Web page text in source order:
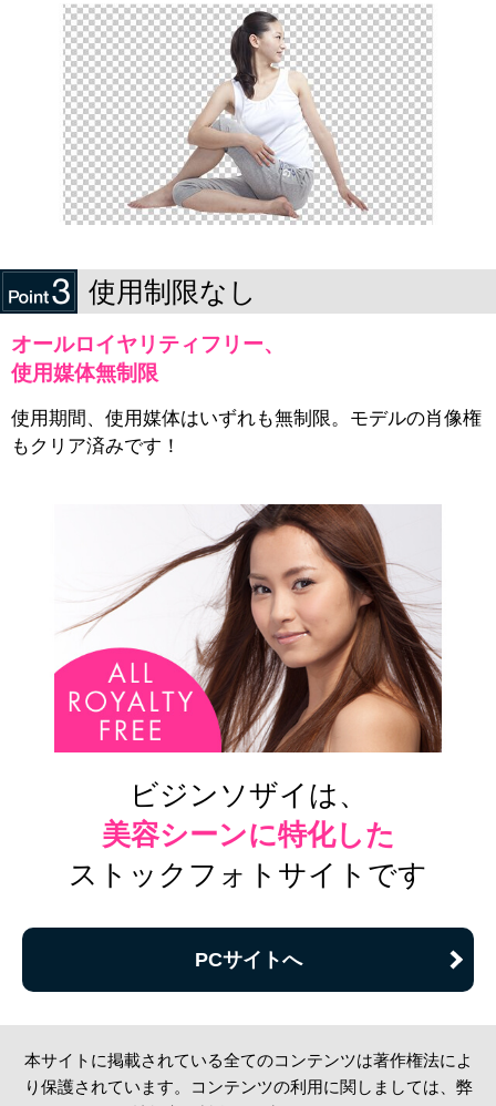
使用制限なし
オールロイヤリティフリー、
使用媒体無制限
使用期間、使用媒体はいずれも無制限。モデルの肖像権
もクリア済みです！
ビジンソザイは、
美容シーンに特化した
ストックフォトサイトです
PCサイトへ
本サイトに掲載されている全てのコンテンツは著作権法によ
り保護されています。コンテンツの利用に関しましては、弊